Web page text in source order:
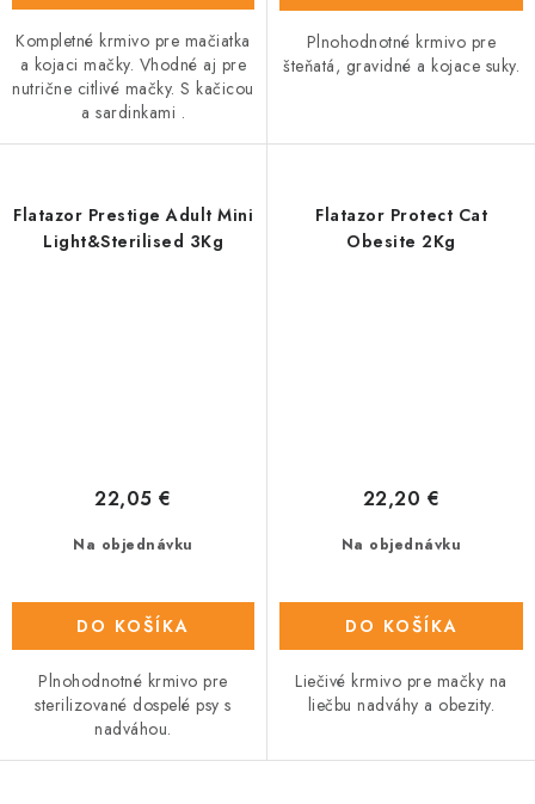
Kompletné krmivo pre mačiatka
a kojaci mačky. Vhodné aj pre
nutrične citlivé mačky. S kačicou
a sardinkami .
Plnohodnotné krmivo pre
šteňatá, gravidné a kojace suky.
Flatazor Prestige Adult Mini
Light&Sterilised 3Kg
Na objednávku
22,05 €
DO KOŠÍKA
Plnohodnotné krmivo pre
sterilizované dospelé psy s
nadváhou.
Flatazor Protect Cat
Obesite 2Kg
Na objednávku
22,20 €
DO KOŠÍKA
Liečivé krmivo pre mačky na
liečbu nadváhy a obezity.